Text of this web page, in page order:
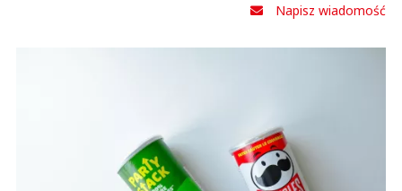
Napisz wiadomość